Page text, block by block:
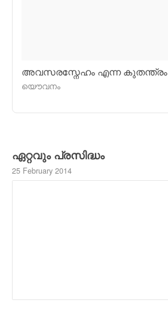
അവസരസ്നേഹം എന്ന കുതന്ത്രം
യൌവനം
ഏറ്റവും പ്രസിദ്ധം
25 February 2014